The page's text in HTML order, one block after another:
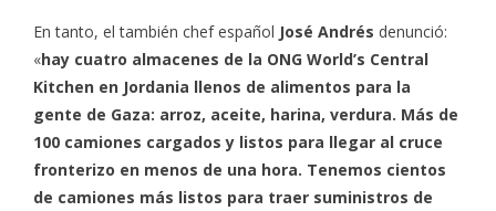
En tanto, el también chef español José Andrés denunció:
«hay cuatro almacenes de la ONG World’s Central
Kitchen en Jordania llenos de alimentos para la
gente de Gaza: arroz, aceite, harina, verdura. Más de
100 camiones cargados y listos para llegar al cruce
fronterizo en menos de una hora. Tenemos cientos
de camiones más listos para traer suministros de